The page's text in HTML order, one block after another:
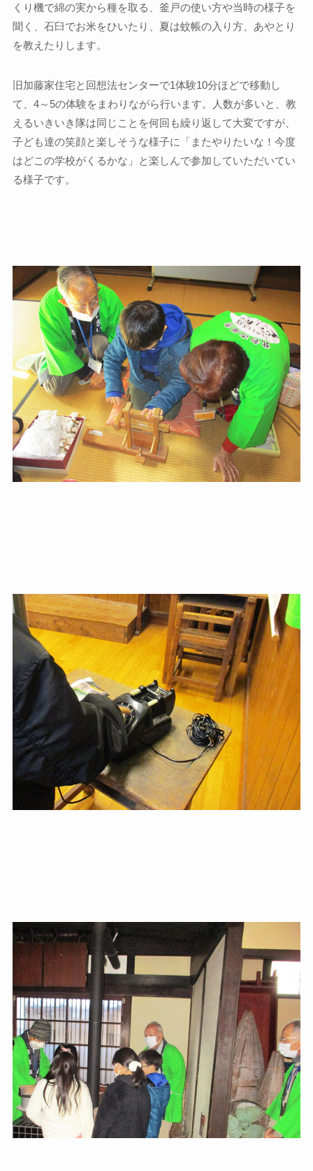
くり機で綿の実から種を取る、釜戸の使い方や当時の様子を
聞く、石臼でお米をひいたり、夏は蚊帳の入り方、あやとり
を教えたりします。
旧加藤家住宅と回想法センターで1体験10分ほどで移動し
て、4～5の体験をまわりながら行います。人数が多いと、教
えるいきいき隊は同じことを何回も繰り返して大変ですが、
子ども達の笑顔と楽しそうな様子に「またやりたいな！今度
はどこの学校がくるかな」と楽しんで参加していただいてい
る様子です。